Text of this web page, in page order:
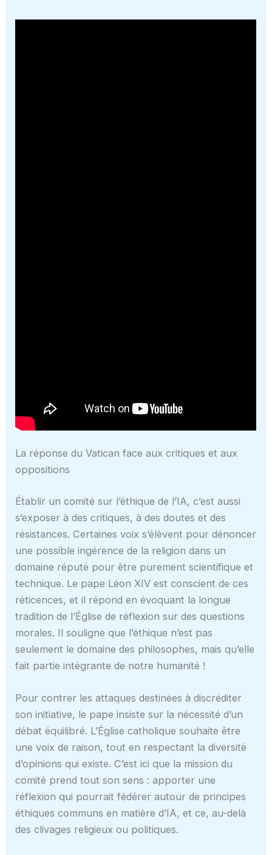
La réponse du Vatican face aux critiques et aux
oppositions
Établir un comité sur l’éthique de l’IA, c’est aussi
s’exposer à des critiques, à des doutes et des
résistances. Certaines voix s’élèvent pour dénoncer
une possible ingérence de la religion dans un
domaine réputé pour être purement scientifique et
technique. Le pape Léon XIV est conscient de ces
réticences, et il répond en évoquant la longue
tradition de l’Église de réflexion sur des questions
morales. Il souligne que l’éthique n’est pas
seulement le domaine des philosophes, mais qu’elle
fait partie intégrante de notre humanité !
Pour contrer les attaques destinées à discréditer
son initiative, le pape insiste sur la nécessité d’un
débat équilibré. L’Église catholique souhaite être
une voix de raison, tout en respectant la diversité
d’opinions qui existe. C’est ici que la mission du
comité prend tout son sens : apporter une
réflexion qui pourrait fédérer autour de principes
éthiques communs en matière d’IA, et ce, au-delà
des clivages religieux ou politiques.